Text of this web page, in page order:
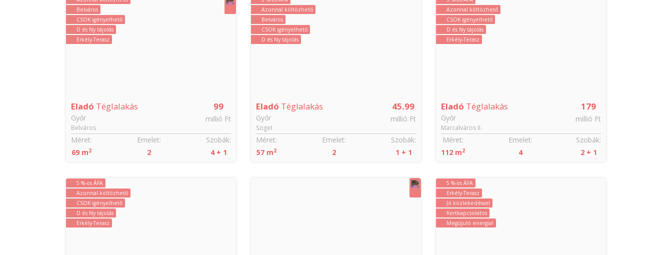
Belváros
CSOK igényelhető
D és Ny tájolás
Erkély-Terasz
99
millió Ft
Eladó Téglalakás
Győr
Belváros
Szobák:
4 + 1
Méret:
69 m2
Emelet:
2
Azonnal költözhető
Belváros
CSOK igényelhető
D és Ny tájolás
45.99
millió Ft
Eladó Téglalakás
Győr
Sziget
Szobák:
1 + 1
Méret:
57 m2
Emelet:
2
Azonnal költözhető
CSOK igényelhető
D és Ny tájolás
Erkély-Terasz
179
millió Ft
Eladó Téglalakás
Győr
Marcalváros II.
Szobák:
2 + 1
Méret:
112 m2
Emelet:
4
5 %-os ÁFA
Azonnal költözhető
CSOK igényelhető
D és Ny tájolás
Erkély-Terasz
5 %-os ÁFA
Erkély-Terasz
Jó közlekedéssel
Kertkapcsolatos
Megújuló energia!